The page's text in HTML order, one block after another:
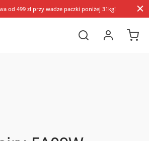
od 499 zł przy wadze paczki poniżej 31kg!